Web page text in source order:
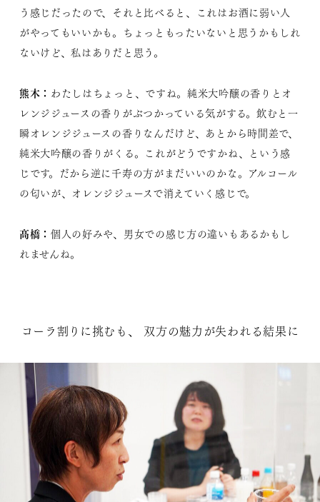
う感じだったので、それと比べると、これはお酒に弱い人
がやってもいいかも。ちょっともったいないと思うかもしれ
ないけど、私はありだと思う。
熊木： ​わたしはちょっと、ですね。純米大吟醸の香りとオ
レンジジュースの香りがぶつかっている気がする。飲むと一
瞬オレンジジュースの香りなんだけど、あとから時間差で、
純米大吟醸の香りがくる。これがどうですかね、という感
じです。だから逆に千寿の方がまだいいのかな。アルコール
の匂いが、オレンジジュースで消えていく感じで。
髙橋： 個人の好みや、男女での感じ方の違いもあるかもし
れませんね。
コーラ割りに挑むも、 双方の魅力が失われる結果に